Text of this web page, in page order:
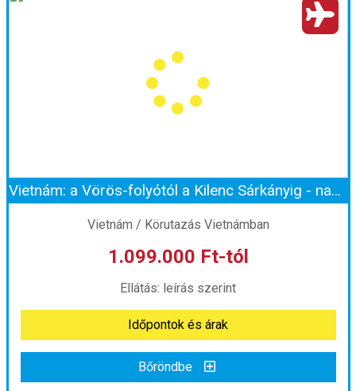
Város:Orlando
Utazás módja:
Ellátás: leírás szerint
Szálláskategória:Program szerint
Szobatípus:
Időpont: 2027-02-02 | 7 éj
már 1.084.000 Ft-tól
Időpontok és árak
Bőröndbe
Vietnám: a Vörös-folyótól a Kilenc Sárkányig - nagy körutazás magyar idegenvezetéssel 2026.11.27.-12.11.
Vietnám / Körutazás Vietnámban
1.099.000 Ft-tól
Ellátás: leírás szerint
Időpontok és árak
Bőröndbe